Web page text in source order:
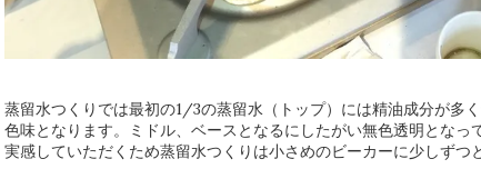
蒸留水つくりでは最初の1/3の蒸留水（トップ）には精油成分が多
色味となります。ミドル、ベースとなるにしたがい無色透明となっ
実感していただくため蒸留水つくりは小さめのビーカーに少しずつ